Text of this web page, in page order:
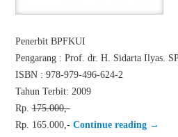
Penerbit BPFKUI
Pengarang : Prof. dr. H. Sidarta Ilyas.
ISBN : 978-979-496-624-2
Tahun Terbit: 2009
Rp.175.000,-
Rp. 165.000,- Continue reading →